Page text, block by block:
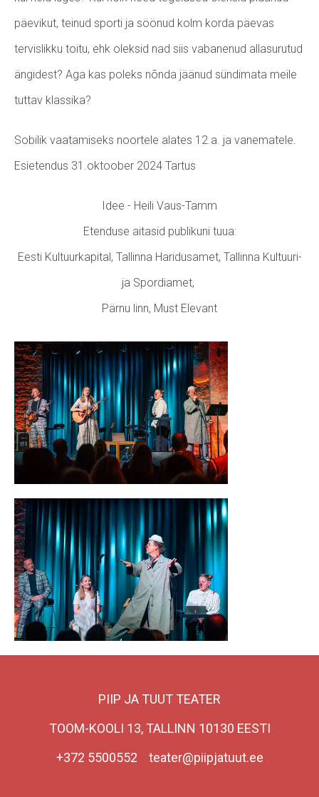
päevikut, teinud sporti ja söönud kolm korda päevas
tervislikku toitu, ehk oleksid nad siis vabanenud allasurutud
ängidest? Aga kas poleks nõnda jäänud sündimata meile
tuttav klassika?
Sobilik vaatamiseks noortele alates 12.a. ja vanematele.
Esietendus 31.oktoober 2024 Tartus
Idee - Heili Vaus-Tamm
Etenduse aitasid publikuni tuua:
Eesti Kultuurkapital, Tallinna Haridusamet, Tallinna Kultuuri-
ja Spordiamet,
Pärnu linn, Must Elevant
PIIP JA TUUT TEATER
TOOM-KOOLI 13, TALLINN 10130 EESTI
+372 5500552 teater@piipjatuut.ee